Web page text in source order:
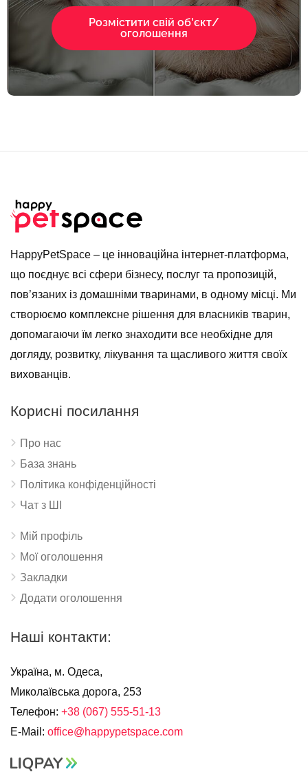
Розмістити свій об'єкт/
оголошення
HappyPetSpace – це інноваційна інтернет-платформа,
що поєднує всі сфери бізнесу, послуг та пропозицій,
пов’язаних із домашніми тваринами, в одному місці. Ми
створюємо комплексне рішення для власників тварин,
допомагаючи їм легко знаходити все необхідне для
догляду, розвитку, лікування та щасливого життя своїх
вихованців.
Корисні посилання
Про нас
База знань
Політика конфіденційності
Чат з ШІ
Мій профіль
Мої оголошення
Закладки
Додати оголошення
Наші контакти:
Україна, м. Одеса,
Миколаївська дорога, 253
Телефон: +38 (067) 555-51-13
E-Mail: office@happypetspace.com